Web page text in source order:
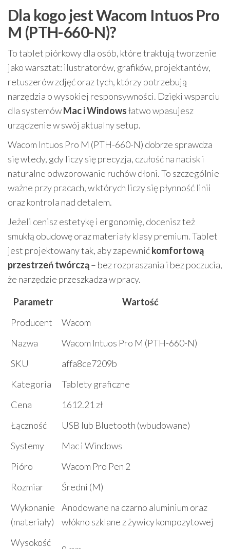
Dla kogo jest Wacom Intuos Pro
M (PTH-660-N)?
To tablet piórkowy dla osób, które traktują tworzenie
jako warsztat: ilustratorów, grafików, projektantów,
retuszerów zdjęć oraz tych, którzy potrzebują
narzędzia o wysokiej responsywności. Dzięki wsparciu
dla systemówMac i Windowsłatwo wpasujesz
urządzenie w swój aktualny setup.
Wacom Intuos Pro M (PTH-660-N) dobrze sprawdza
się wtedy, gdy liczy się precyzja, czułość na nacisk i
naturalne odwzorowanie ruchów dłoni. To szczególnie
ważne przy pracach, w których liczy się płynność linii
oraz kontrola nad detalem.
Jeżeli cenisz estetykę i ergonomię, docenisz też
smukłą obudowę oraz materiały klasy premium. Tablet
jest projektowany tak, aby zapewnićkomfortową
przestrzeń twórczą– bez rozpraszania i bez poczucia,
że narzędzie przeszkadza w pracy.
Parametr
Wartość
Producent
Wacom
Nazwa
Wacom Intuos Pro M (PTH-660-N)
SKU
affa8ce7209b
Kategoria
Tablety graficzne
Cena
1612.21 zł
Łączność
USB lub Bluetooth (wbudowane)
Systemy
Mac i Windows
Pióro
Wacom Pro Pen 2
Rozmiar
Średni (M)
Wykonanie
(materiały)
Anodowane na czarno aluminium oraz
włókno szklane z żywicy kompozytowej
Wysokość